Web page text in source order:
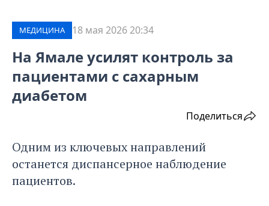
МЕДИЦИНА 18 мая 2026 20:34
На Ямале усилят контроль за
пациентами с сахарным
диабетом
Поделиться
Одним из ключевых направлений
останется диспансерное наблюдение
пациентов.